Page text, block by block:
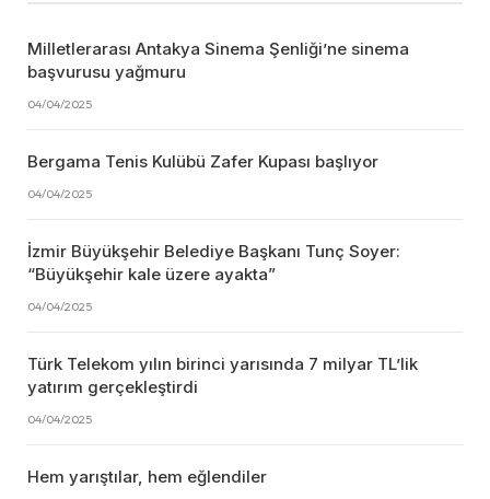
Milletlerarası Antakya Sinema Şenliği’ne sinema
başvurusu yağmuru
04/04/2025
Bergama Tenis Kulübü Zafer Kupası başlıyor
04/04/2025
İzmir Büyükşehir Belediye Başkanı Tunç Soyer:
“Büyükşehir kale üzere ayakta”
04/04/2025
Türk Telekom yılın birinci yarısında 7 milyar TL’lik
yatırım gerçekleştirdi
04/04/2025
Hem yarıştılar, hem eğlendiler